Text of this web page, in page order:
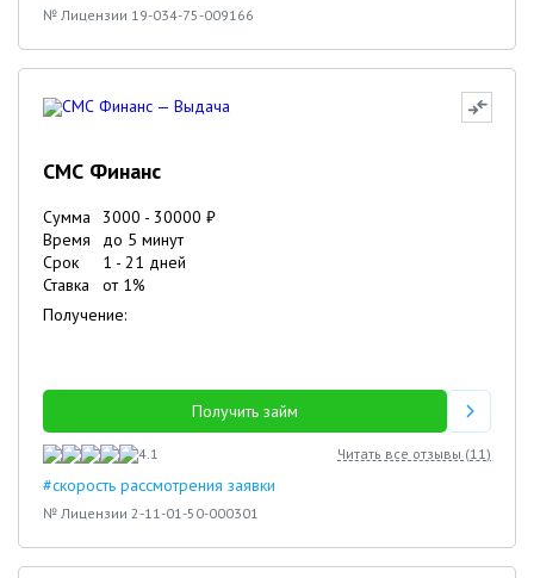
№ Лицензии 19-034-75-009166
СМС Финанс
Сумма 3000 - 30000 ₽
Время
до 5 минут
Срок
1 - 21 дней
Ставка
от 1%
Получение:
Получить займ
4.1 Читать все отзывы (11)
#скорость рассмотрения заявки
№ Лицензии 2-11-01-50-000301